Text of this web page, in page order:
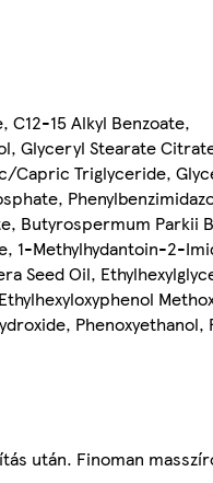
C12-15 Alkyl Benzoate,
Glyceryl Stearate
Capric Triglyceride,
Butyrospermum Parkii
1-Methylhydantoin-2-
Seed Oil,
Phenoxyethanol,
után. Finoman